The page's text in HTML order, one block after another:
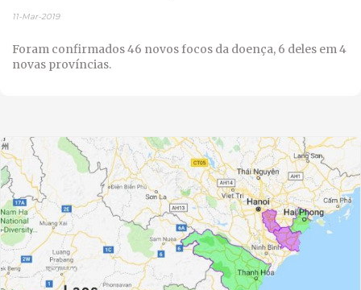
11-Mar-2019
Foram confirmados 46 novos focos da doença, 6 deles em 4
novas províncias.